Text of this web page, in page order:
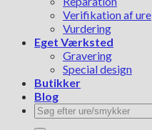
Verifikation af ure
Vurdering
Eget Værksted
Gravering
Special design
Butikker
Blog
Søg
efter: